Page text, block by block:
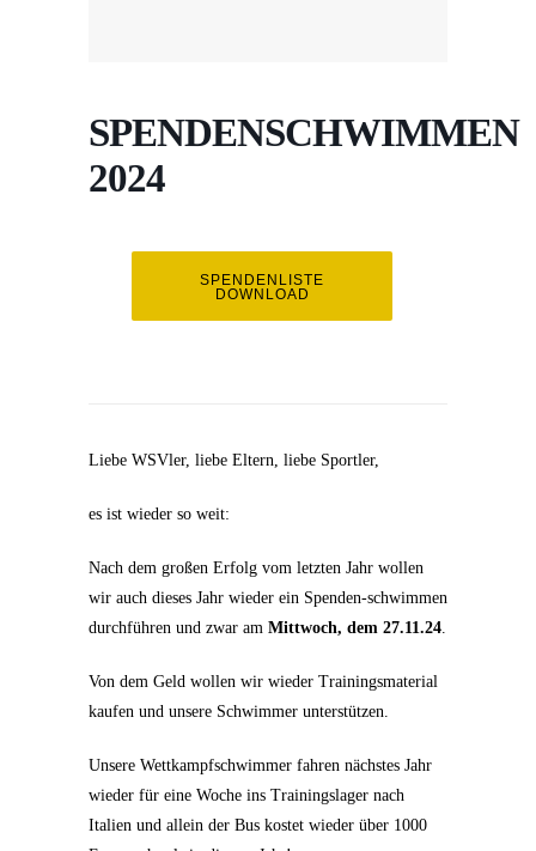
SPENDENSCHWIMMEN
2024
SPENDENLISTE
DOWNLOAD
Liebe WSVler, liebe Eltern, liebe Sportler,
es ist wieder so weit:
Nach dem großen Erfolg vom letzten Jahr wollen
wir auch dieses Jahr wieder ein Spenden-schwimmen
durchführen und zwar am Mittwoch, dem 27.11.24.
Von dem Geld wollen wir wieder Trainingsmaterial
kaufen und unsere Schwimmer unterstützen.
Unsere Wettkampfschwimmer fahren nächstes Jahr
wieder für eine Woche ins Trainingslager nach
Italien und allein der Bus kostet wieder über 1000